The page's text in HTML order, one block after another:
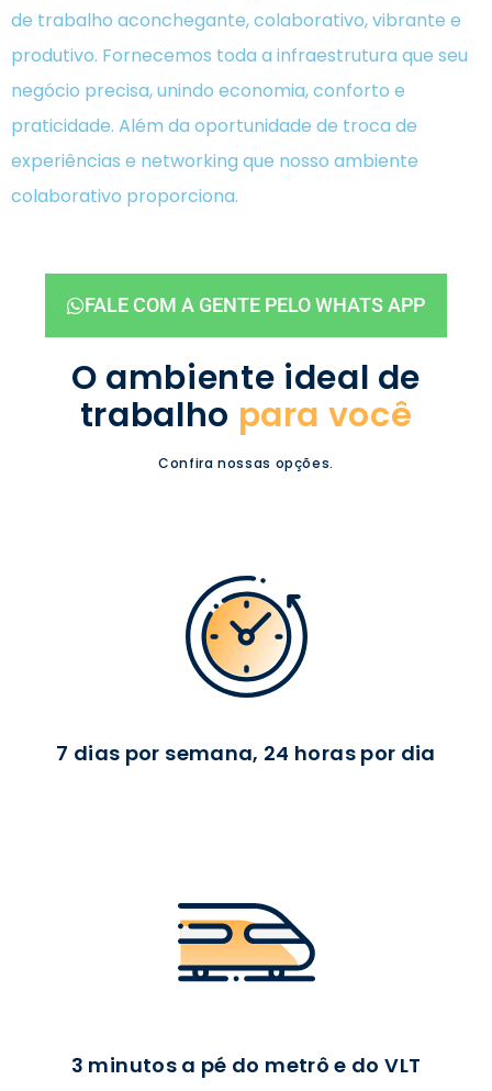
de trabalho aconchegante, colaborativo, vibrante e
produtivo. Fornecemos toda a infraestrutura que seu
negócio precisa, unindo economia, conforto e
praticidade. Além da oportunidade de troca de
experiências e networking que nosso ambiente
colaborativo proporciona.
FALE COM A GENTE PELO WHATS APP
O ambiente ideal de
trabalho para você
Confira nossas opções.
7 dias por semana, 24 horas por dia
3 minutos a pé do metrô e do VLT